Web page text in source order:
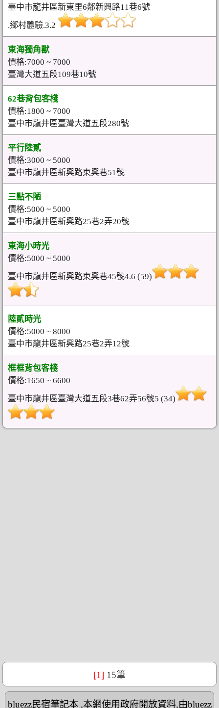
臺中市龍井區新東里6鄰新興路11巷6號
.鄉村體驗.3.2
東海獨角獸
價格:7000 ~ 7000
臺灣大道五段109巷10號
62巷背包客棧
價格:1800 ~ 7000
臺中市龍井區臺灣大道五段280號
平行陸貳
價格:3000 ~ 5000
臺中市龍井區新興路東興巷51號
三點不陋
價格:5000 ~ 5000
臺中市龍井區新興路25巷2弄20號
東海小時光
價格:5000 ~ 5000
臺中市龍井區新興路東興巷45號4.6 (59)
陸貳時光
價格:5000 ~ 8000
臺中市龍井區新興路25巷2弄12號
框框背包客棧
價格:1650 ~ 6600
臺中市龍井區臺灣大道五段3巷62弄56號5 (34)
[1] 15筆
bluezz民宿筆記本,本網使用政府開放資料,由bluezz